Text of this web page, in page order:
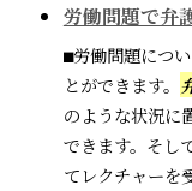
労働問題で弁
⬛︎労働問題につ
とができます。
のような状況に
できます。そして
てレクチャーを